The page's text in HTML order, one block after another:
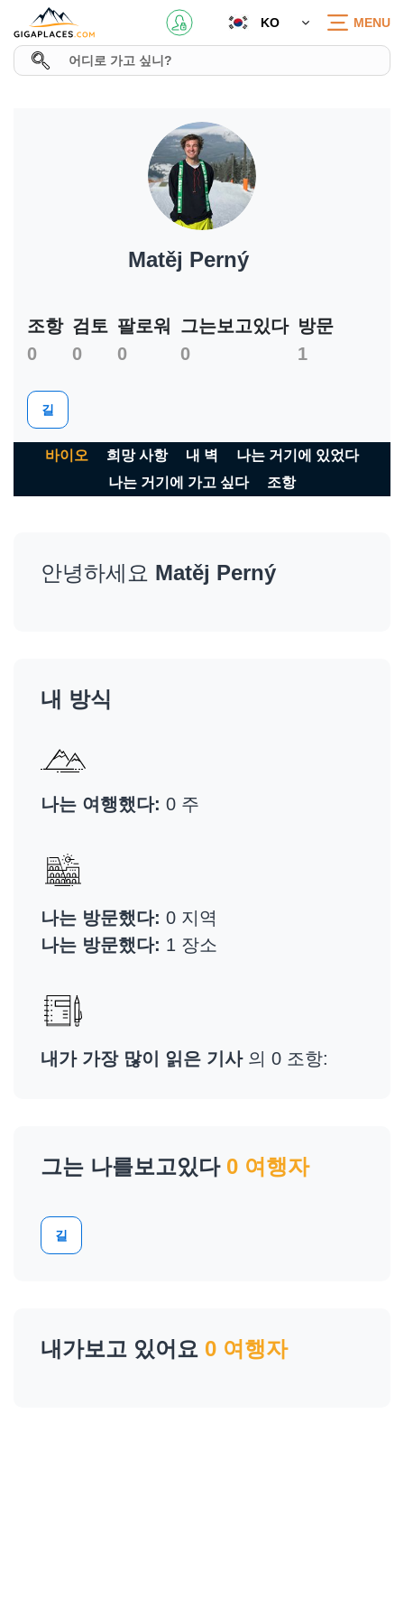
KO MENU
Matěj Perný
조항
0
검토
0
팔로워
0
그는보고있다
0
방문
1
길
바이오 희망 사항 내 벽
나는 거기에 있었다
나는 거기에 가고 싶다
조항
안녕하세요 Matěj Perný
내 방식
나는 여행했다: 0 주
나는 방문했다: 0 지역
나는 방문했다: 1 장소
내가 가장 많이 읽은 기사의 0 조항:
그는 나를보고있다 0 여행자
길
내가보고 있어요 0 여행자